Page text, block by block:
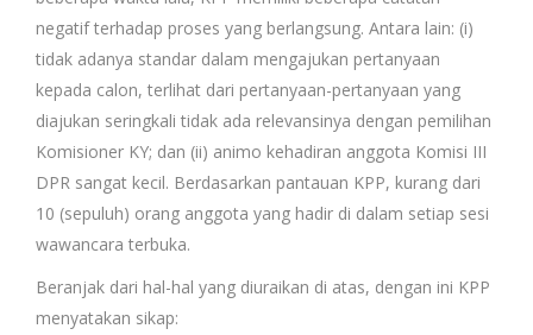
negatif terhadap proses yang berlangsung. Antara lain: (i)
tidak adanya standar dalam mengajukan pertanyaan
kepada calon, terlihat dari pertanyaan-pertanyaan yang
diajukan seringkali tidak ada relevansinya dengan pemilihan
Komisioner KY; dan (ii) animo kehadiran anggota Komisi III
DPR sangat kecil. Berdasarkan pantauan KPP, kurang dari
10 (sepuluh) orang anggota yang hadir di dalam setiap sesi
wawancara terbuka.
Beranjak dari hal-hal yang diuraikan di atas, dengan ini KPP
menyatakan sikap: